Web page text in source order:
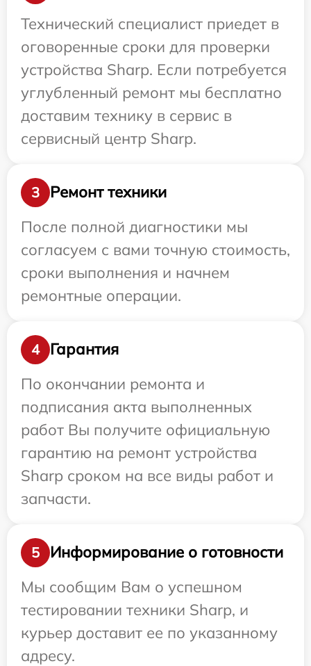
Технический специалист приедет в
оговоренные сроки для проверки
устройства Sharp. Если потребуется
углубленный ремонт мы бесплатно
доставим технику в сервис в
сервисный центр Sharp.
3
Ремонт техники
После полной диагностики мы
согласуем с вами точную стоимость,
сроки выполнения и начнем
ремонтные операции.
4
Гарантия
По окончании ремонта и
подписания акта выполненных
работ Вы получите официальную
гарантию на ремонт устройства
Sharp сроком на все виды работ и
запчасти.
5
Информирование о готовности
Мы сообщим Вам о успешном
тестировании техники Sharp, и
курьер доставит ее по указанному
адресу.